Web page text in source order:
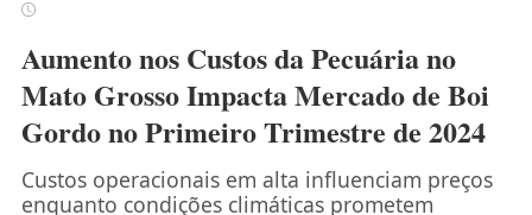
Aumento nos Custos da Pecuária no
Mato Grosso Impacta Mercado de Boi
Gordo no Primeiro Trimestre de 2024
Custos operacionais em alta influenciam preços
enquanto condições climáticas prometem